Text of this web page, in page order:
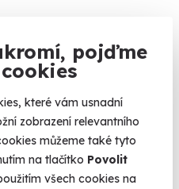
pojďme
které vám usnadní
zobrazení relevantního
můžeme také tyto
na tlačítko Povolit
všech cookies na